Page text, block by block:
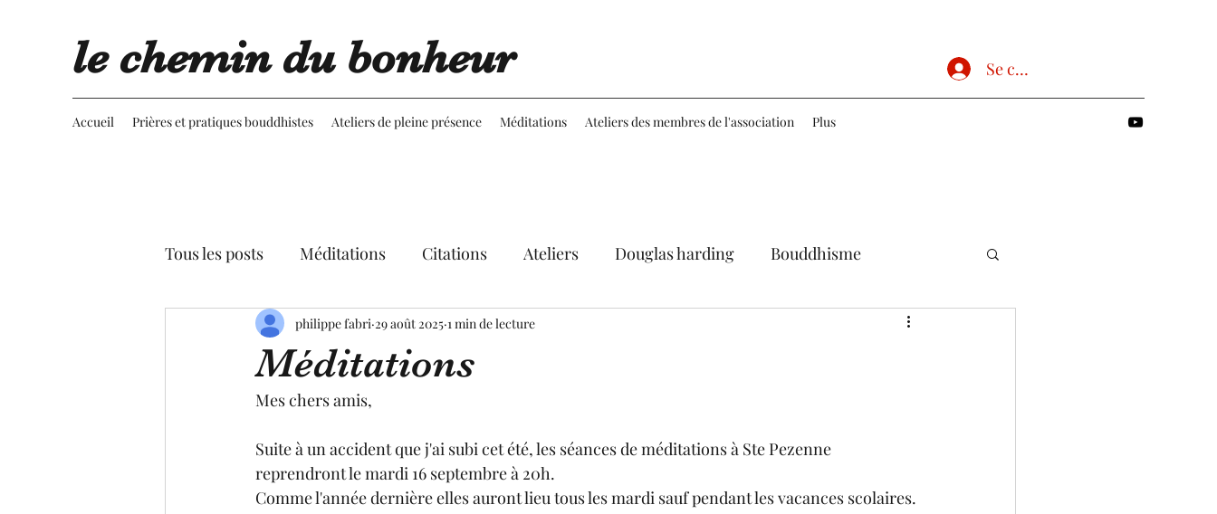
le chemin du bonheur Se connecter
Accueil Prières et pratiques bouddhistes Ateliers de pleine présence Méditations Ateliers des membres de l'association Plus
Tous les posts Méditations Citations Ateliers Douglas harding Bouddhisme
Retournement du regard Expériences
Advaita vedanta Spectacle
Méditations
philippe fabri 29 août 2025 1 min de lecture
Mes chers amis,
Suite à un accident que j'ai subi cet été, les séances de méditations à Ste Pezenne
reprendront le mardi 16 septembre à 20h.
Comme l'année dernière elles auront lieu tous les mardi sauf pendant les vacances scolaires.